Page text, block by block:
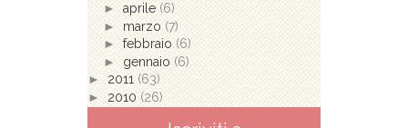
► aprile (6)
► marzo (7)
► febbraio (6)
► gennaio (6)
► 2011 (63)
► 2010 (26)